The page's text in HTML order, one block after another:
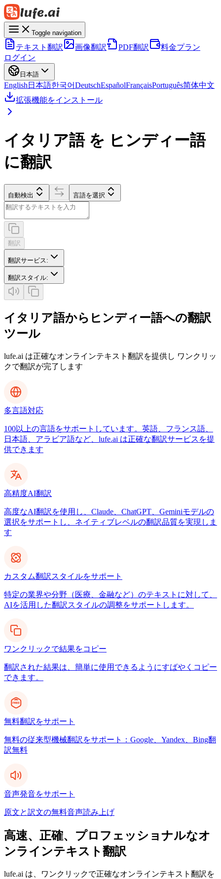
Toggle navigation
テキスト翻訳 画像翻訳 PDF翻訳
料金プラン
ログイン
日本語
English 日本語한국어DeutschEspañolFrançaisPortuguês简体中文
拡張機能をインストール
イタリア語 を ヒンディー語
に翻訳
自動検出 言語を選択
翻訳
翻訳サービス :
翻訳スタイル:
イタリア語からヒンディー語への翻訳
ツール
lufe.ai は正確なオンラインテキスト翻訳を提供し ワンクリッ
クで翻訳が完了します
多言語対応
100以上の言語をサポートしています。英語、フランス語、
日本語、アラビア語など、lufe.ai は正確な翻訳サービスを提
供できます
高精度AI翻訳
高度なAI翻訳を使用し、Claude、ChatGPT、Geminiモデルの
選択をサポートし、ネイティブレベルの翻訳品質を実現しま
す
カスタム翻訳スタイルをサポート
特定の業界や分野（医療、金融など）のテキストに対して、
AIを活用した翻訳スタイルの調整をサポートします。
ワンクリックで結果をコピー
翻訳された結果は、簡単に使用できるようにすばやくコピー
できます。
無料翻訳をサポート
無料の従来型機械翻訳をサポート：Google、Yandex、Bing翻
訳無料
音声発音をサポート
原文と訳文の無料音声読み上げ
高速、正確、プロフェッショナルなオ
ンラインテキスト翻訳
lufe.ai は、ワンクリックで正確なオンラインテキスト翻訳を